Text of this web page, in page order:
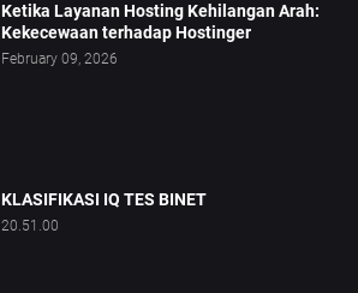
Ketika Layanan Hosting Kehilangan Arah:
Kekecewaan terhadap Hostinger
February 09, 2026
KLASIFIKASI IQ TES BINET
20.51.00